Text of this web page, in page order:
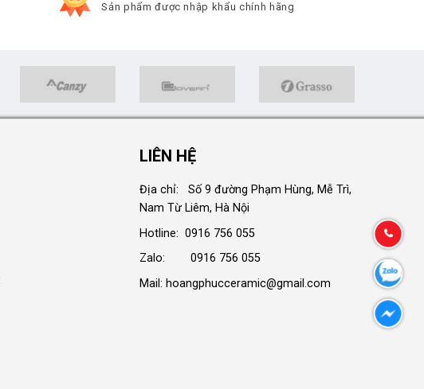
Sản phẩm được nhập khẩu chính hãng
LIÊN HỆ
Địa chỉ: Số 9 đường Phạm Hùng, Mễ Trì,
Nam Từ Liêm, Hà Nội
Hotline: 0916 756 055
Zalo: 0916 756 055
Mail: hoangphucceramic@gmail.com